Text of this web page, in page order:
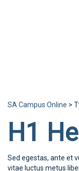
SA Campus Online >
H1
Sed egestas, ante et
vitae luctus metus